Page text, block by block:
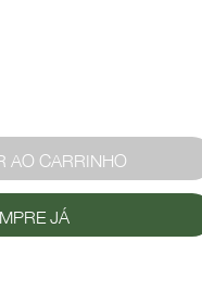
AO CARRINHO
JÁ